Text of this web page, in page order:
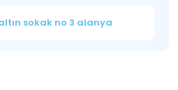
sokak no 3 alanya